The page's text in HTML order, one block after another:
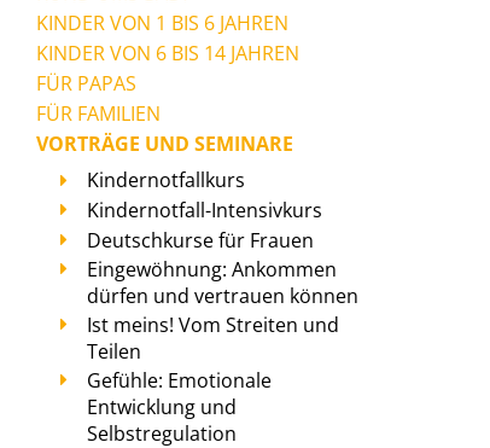
KINDER VON 1 BIS 6 JAHREN
KINDER VON 6 BIS 14 JAHREN
FÜR PAPAS
FÜR FAMILIEN
VORTRÄGE UND SEMINARE
Kindernotfallkurs
Kindernotfall-Intensivkurs
Deutschkurse für Frauen
Eingewöhnung: Ankommen
dürfen und vertrauen können
Ist meins! Vom Streiten und
Teilen
Gefühle: Emotionale
Entwicklung und
Selbstregulation